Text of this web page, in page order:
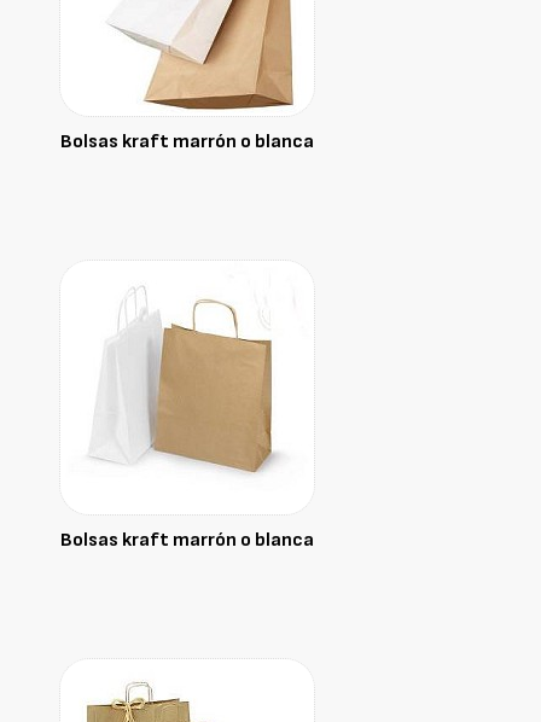
Bolsas kraft marrón o blanca
Bolsas kraft marrón o blanca